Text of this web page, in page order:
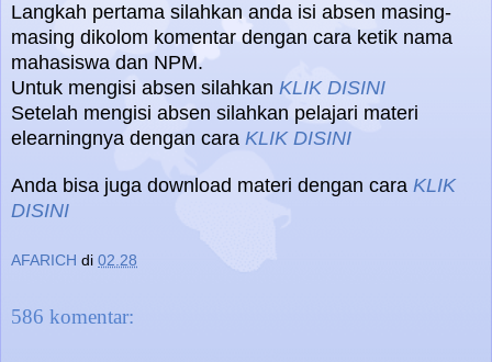
Langkah pertama silahkan anda isi absen masing-
masing dikolom komentar dengan cara ketik nama
mahasiswa dan NPM.
Untuk mengisi absen silahkan KLIK DISINI
Setelah mengisi absen silahkan pelajari materi
elearningnya dengan cara KLIK DISINI
Anda bisa juga download materi dengan cara KLIK
DISINI
AFARICH di 02.28
586 komentar: